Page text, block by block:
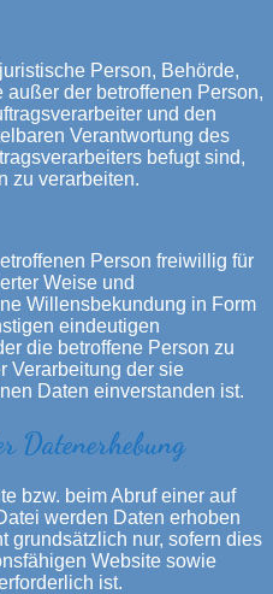
Person, Behörde,
der betroffenen Person,
und den
Verantwortung des
befugt sind,
zu verarbeiten.
Person freiwillig für
Weise und
Willensbekundung in Form
eindeutigen
die betroffene Person zu
Verarbeitung der sie
Daten einverstanden ist.
Datenerhebung
bzw. beim Abruf einer auf
werden Daten erhoben
grundsätzlich nur, sofern dies
Website sowie
ist.